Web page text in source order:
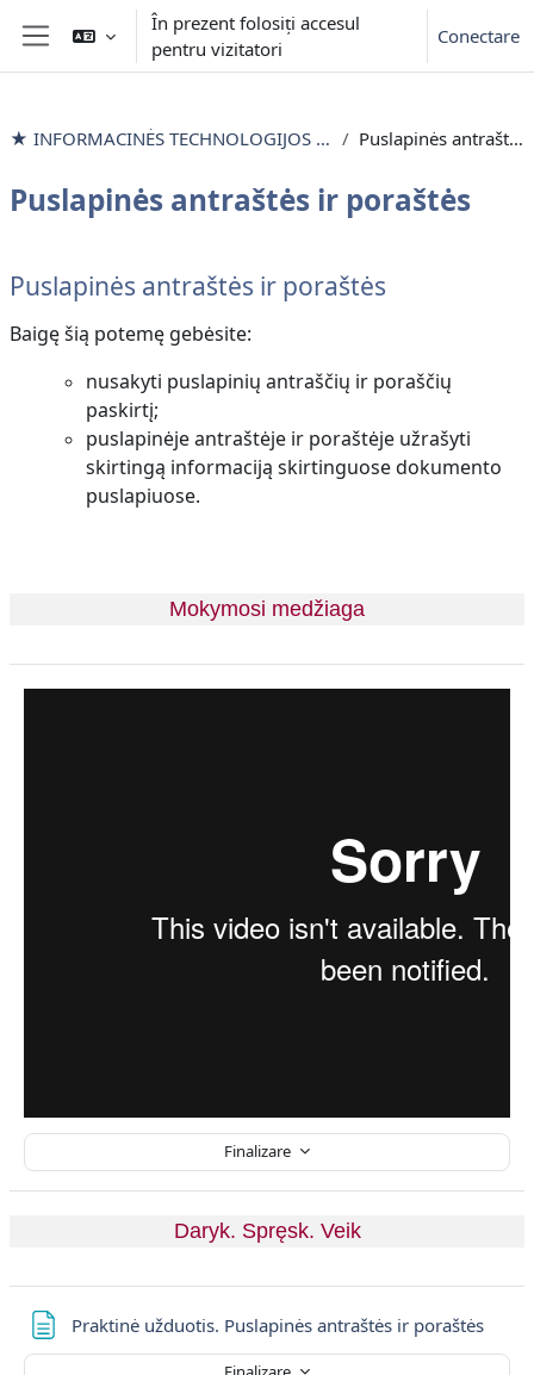
Sari la conţinutul principal
Panou lateral
În prezent folosiți accesul
pentru vizitatori
Conectare
★ INFORMACINĖS TECHNOLOGIJOS išlyginamieji mokymai Puslapinės antraštės ir poraštės
Puslapinės antraštės ir poraštės
Contur secțiune
Puslapinės antraštės ir poraštės
Baigę šią potemę gebėsite:
nusakyti puslapinių antraščių ir poraščių
paskirtį;
puslapinėje antraštėje ir poraštėje užrašyti
skirtingą informaciją skirtinguose dokumento
puslapiuose.
Mokymosi medžiaga
Finalizare
Daryk. Spręsk. Veik
Praktinė užduotis. Puslapinės antraštės ir poraštės